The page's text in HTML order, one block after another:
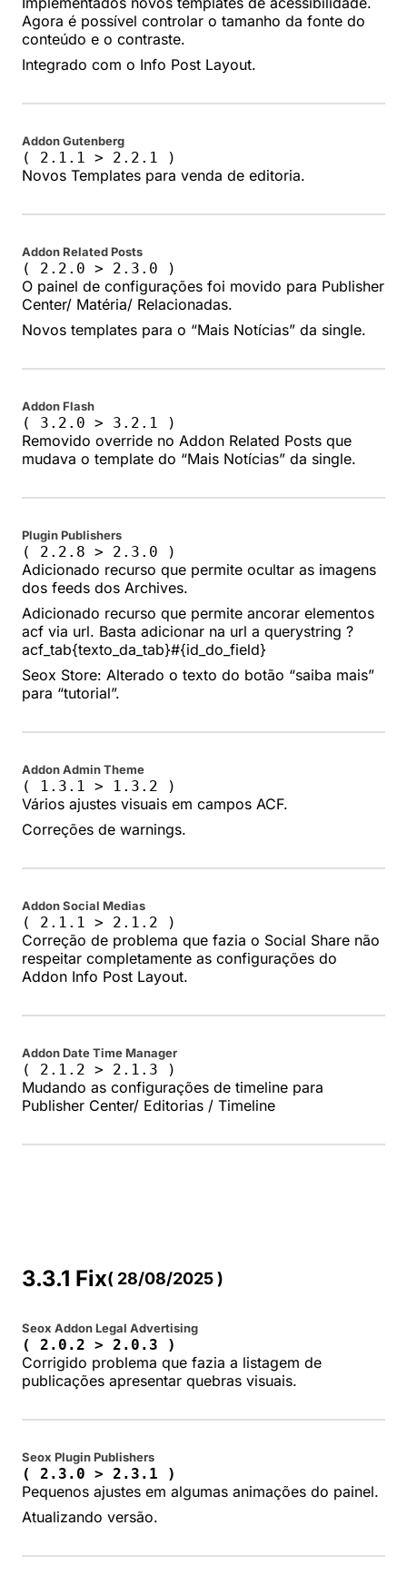
Agora é possível controlar o tamanho da fonte do
conteúdo e o contraste.
Integrado com o Info Post Layout.
Addon Gutenberg
( 2.1.1 > 2.2.1 )
Novos Templates para venda de editoria.
Addon Related Posts
( 2.2.0 > 2.3.0 )
O painel de configurações foi movido para Publisher
Center/ Matéria/ Relacionadas.
Novos templates para o “Mais Notícias” da single.
Addon Flash
( 3.2.0 > 3.2.1 )
Removido override no Addon Related Posts que
mudava o template do “Mais Notícias” da single.
Plugin Publishers
( 2.2.8 > 2.3.0 )
Adicionado recurso que permite ocultar as imagens
dos feeds dos Archives.
Adicionado recurso que permite ancorar elementos
acf via url. Basta adicionar na url a querystring ?
acf_tab{texto_da_tab}#{id_do_field}
Seox Store: Alterado o texto do botão “saiba mais”
para “tutorial”.
Addon Admin Theme
( 1.3.1 > 1.3.2 )
Vários ajustes visuais em campos ACF.
Correções de warnings.
Addon Social Medias
( 2.1.1 > 2.1.2 )
Correção de problema que fazia o Social Share não
respeitar completamente as configurações do
Addon Info Post Layout.
Addon Date Time Manager
( 2.1.2 > 2.1.3 )
Mudando as configurações de timeline para
Publisher Center/ Editorias / Timeline
3.3.1 Fix( 28/08/2025 )
Seox Addon Legal Advertising
( 2.0.2 > 2.0.3 )
Corrigido problema que fazia a listagem de
publicações apresentar quebras visuais.
Seox Plugin Publishers
( 2.3.0 > 2.3.1 )
Pequenos ajustes em algumas animações do painel.
Atualizando versão.